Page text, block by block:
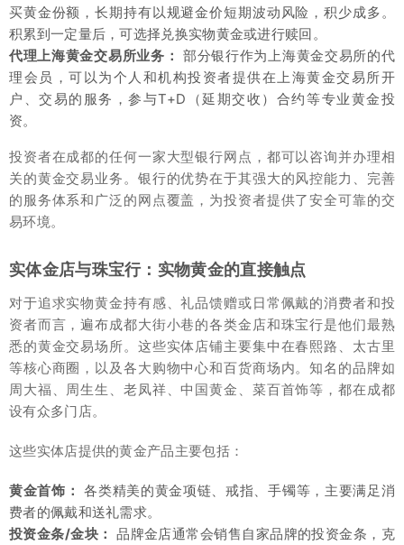
买黄金份额，长期持有以规避金价短期波动风险，积少成多。
积累到一定量后，可选择兑换实物黄金或进行赎回。
代理上海黄金交易所业务： 部分银行作为上海黄金交易所的代
理会员，可以为个人和机构投资者提供在上海黄金交易所开
户、交易的服务，参与T+D（延期交收）合约等专业黄金投
资。
投资者在成都的任何一家大型银行网点，都可以咨询并办理相
关的黄金交易业务。银行的优势在于其强大的风控能力、完善
的服务体系和广泛的网点覆盖，为投资者提供了安全可靠的交
易环境。
实体金店与珠宝行：实物黄金的直接触点
对于追求实物黄金持有感、礼品馈赠或日常佩戴的消费者和投
资者而言，遍布成都大街小巷的各类金店和珠宝行是他们最熟
悉的黄金交易场所。这些实体店铺主要集中在春熙路、太古里
等核心商圈，以及各大购物中心和百货商场内。知名的品牌如
周大福、周生生、老凤祥、中国黄金、菜百首饰等，都在成都
设有众多门店。
这些实体店提供的黄金产品主要包括：
黄金首饰： 各类精美的黄金项链、戒指、手镯等，主要满足消
费者的佩戴和送礼需求。
投资金条/金块： 品牌金店通常会销售自家品牌的投资金条，克